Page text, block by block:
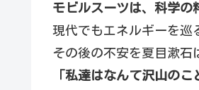
モビルスーツは、科学の
現代でもエネルギーを巡
その後の不安を夏目漱石
「私達はなんて沢山の